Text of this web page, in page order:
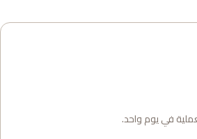
في يوم واحد.